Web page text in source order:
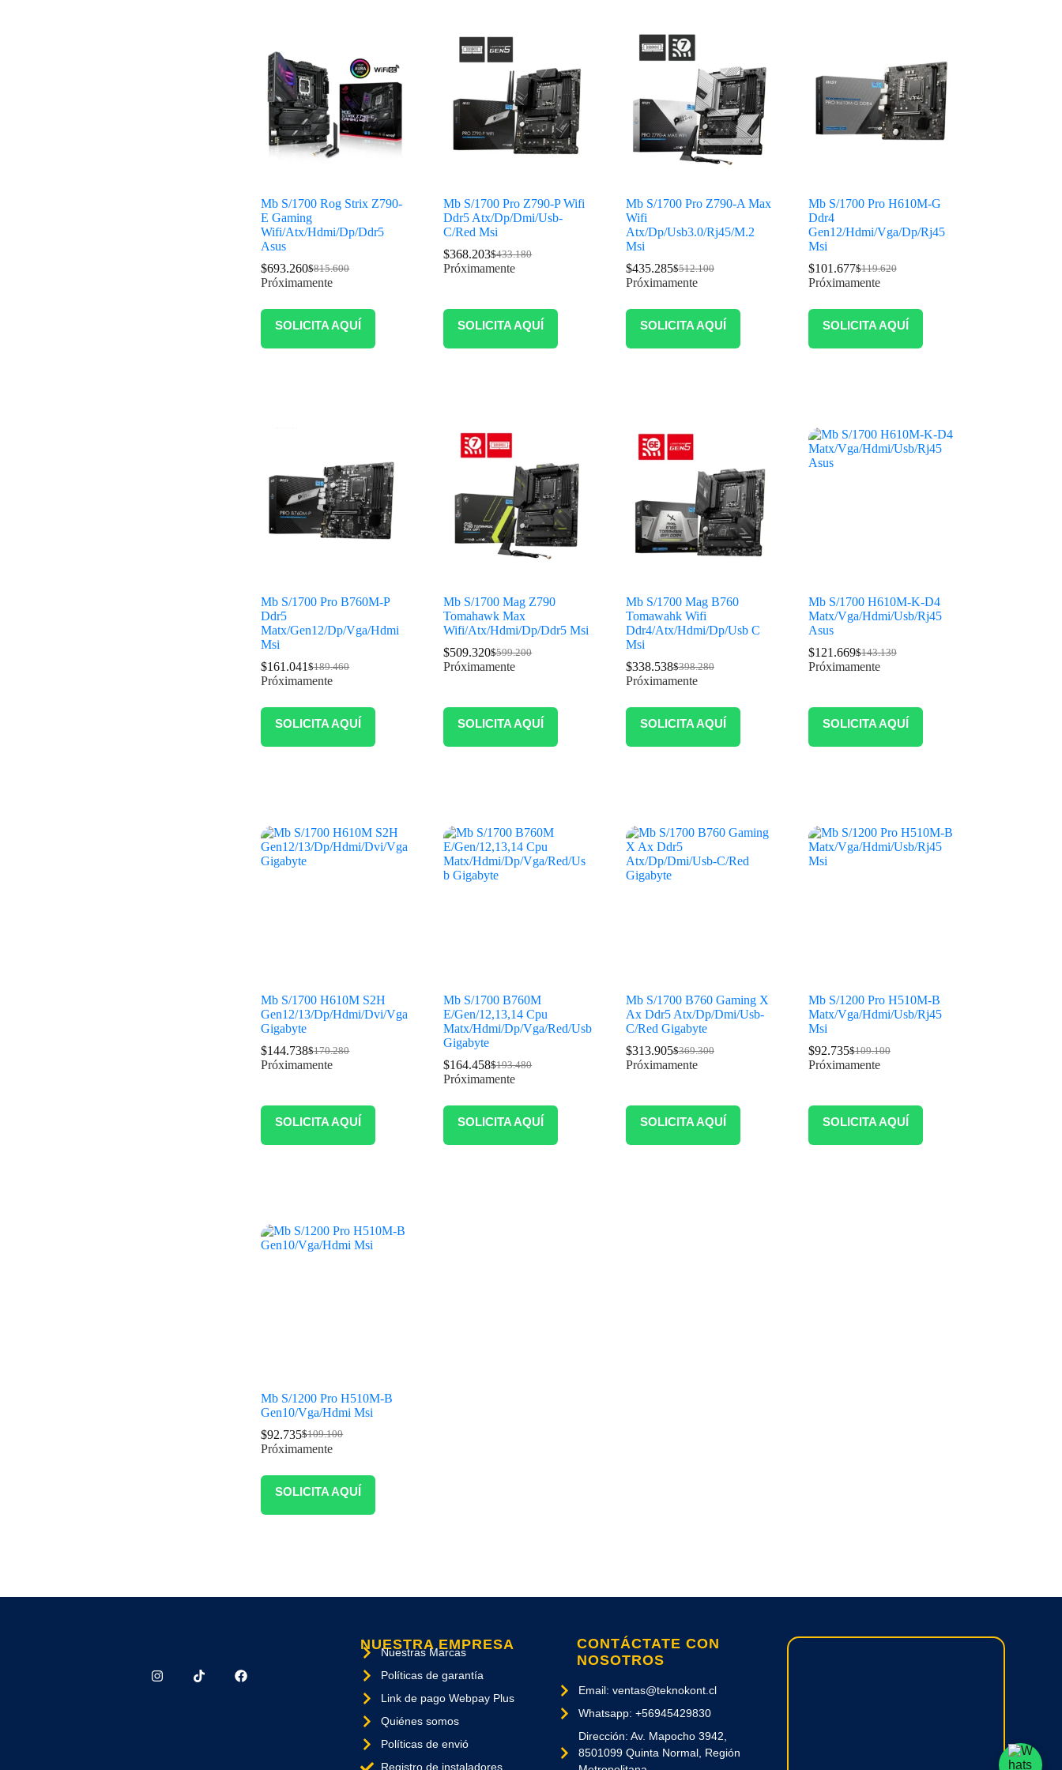
Mb S/1700 Rog Strix Z790-
E Gaming
Wifi/Atx/Hdmi/Dp/Ddr5
Asus
$815.600
$693.260
Próximamente
SOLICITA AQUÍ
Mb S/1700 Pro Z790-P Wifi
Ddr5 Atx/Dp/Dmi/Usb-
C/Red Msi
$433.180
$368.203
Próximamente
SOLICITA AQUÍ
Mb S/1700 Pro Z790-A Max
Wifi
Atx/Dp/Usb3.0/Rj45/M.2
Msi
$512.100
$435.285
Próximamente
SOLICITA AQUÍ
Mb S/1700 Pro H610M-G
Ddr4
Gen12/Hdmi/Vga/Dp/Rj45
Msi
$119.620
$101.677
Próximamente
SOLICITA AQUÍ
Mb S/1700 Pro B760M-P
Ddr5
Matx/Gen12/Dp/Vga/Hdmi
Msi
$189.460
$161.041
Próximamente
SOLICITA AQUÍ
Mb S/1700 Mag Z790
Tomahawk Max
Wifi/Atx/Hdmi/Dp/Ddr5 Msi
$599.200
$509.320
Próximamente
SOLICITA AQUÍ
Mb S/1700 Mag B760
Tomawahk Wifi
Ddr4/Atx/Hdmi/Dp/Usb C
Msi
$398.280
$338.538
Próximamente
SOLICITA AQUÍ
Mb S/1700 H610M-K-D4
Matx/Vga/Hdmi/Usb/Rj45
Asus
$143.139
$121.669
Próximamente
SOLICITA AQUÍ
Mb S/1700 H610M S2H
Gen12/13/Dp/Hdmi/Dvi/Vga
Gigabyte
$170.280
$144.738
Próximamente
SOLICITA AQUÍ
Mb S/1700 B760M
E/Gen/12,13,14 Cpu
Matx/Hdmi/Dp/Vga/Red/Usb
Gigabyte
$193.480
$164.458
Próximamente
SOLICITA AQUÍ
Mb S/1700 B760 Gaming X
Ax Ddr5 Atx/Dp/Dmi/Usb-
C/Red Gigabyte
$369.300
$313.905
Próximamente
SOLICITA AQUÍ
Mb S/1200 Pro H510M-B
Matx/Vga/Hdmi/Usb/Rj45
Msi
$109.100
$92.735
Próximamente
SOLICITA AQUÍ
Mb S/1200 Pro H510M-B
Gen10/Vga/Hdmi Msi
$109.100
$92.735
Próximamente
SOLICITA AQUÍ
NUESTRA EMPRESA
Nuestras Marcas
Políticas de garantía
Link de pago Webpay Plus
Quiénes somos
Políticas de envió
Registro de instaladores
CONTÁCTATE CON
NOSOTROS
Email: ventas@teknokont.cl
Whatsapp: +56945429830
Dirección: Av. Mapocho 3942,
8501099 Quinta Normal, Región